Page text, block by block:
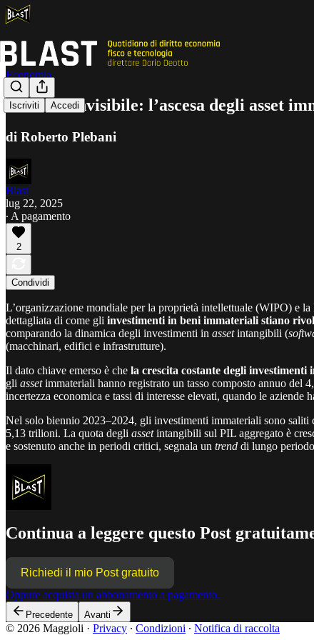
Iscriviti Accedi
Economia
Il valore invisibile: l’ascesa degli asset
di Roberto Plebani
Blast
lug 22, 2025
∙ A pagamento
2
Condividi
L’organizzazione mondiale per la proprietà intellettuale (WIPO) e
dettagliata di come gli investimenti in beni immateriali stiano
comparando la dinamica degli investimenti in assetintangibili (
(macchinari, edifici e infrastrutture).
Il dato chiave emerso è che la crescita costante degli
gli assetimmateriali hanno registrato un tasso composto annuo del
incertezza economica e tassi di interesse elevati, quando le
Nel solo biennio 2023–2024, gli investimenti immateriali sono
5,13 trilioni. La quota degli assetintangibili sul PIL aggregato è
e sostenuto anche in periodi critici, segnala un trend di lungo
Continua a leggere questo Post
Richiedi il mio Post gratuito
Oppure acquista un abbonamento a pagamento.
Precedente Avanti
© 2026 Maggioli · Privacy ∙ Condizioni ∙ Notifica di raccolta